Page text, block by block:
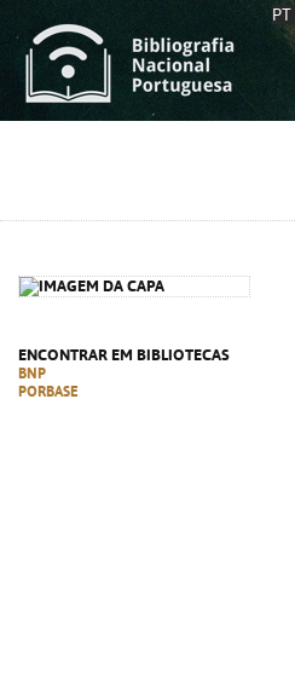
PT
ENCONTRAR EM BIBLIOTECAS
BNP
PORBASE